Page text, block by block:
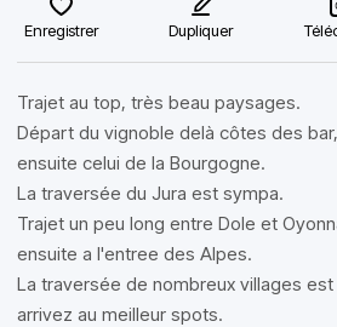
Enregistrer Dupliquer
Trajet au top, très beau paysages.
Départ du vignoble delà côtes des
ensuite celui de la Bourgogne.
La traversée du Jura est sympa.
Trajet un peu long entre Dole et
ensuite a l'entree des Alpes.
La traversée de nombreux villages
arrivez au meilleur spots.